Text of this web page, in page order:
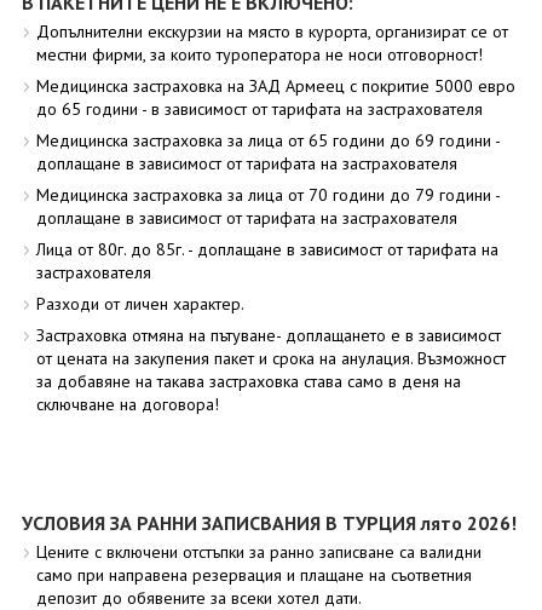
Допълнителни екскурзии на място в курорта, организират се от
местни фирми, за които туроператора не носи отговорност!
Медицинска застраховка на ЗАД Армеец с покритие 5000 евро
до 65 години - в зависимост от тарифата на застрахователя
Медицинска застраховка за лица от 65 години до 69 години -
доплащане в зависимост от тарифата на застрахователя
Медицинска застраховка за лица от 70 години до 79 години -
доплащане в зависимост от тарифата на застрахователя
Лица от 80г. до 85г. - доплащане в зависимост от тарифата на
застрахователя
Разходи от личен характер.
Застраховка отмяна на пътуване- доплащането е в зависимост
от цената на закупения пакет и срока на анулация. Възможност
за добавяне на такава застраховка става само в деня на
сключване на договора!
УСЛОВИЯ ЗА РАННИ ЗАПИСВАНИЯ В ТУРЦИЯ лято 2026!
Цените с включени отстъпки за ранно записване са валидни
само при направена резервация и плащане на съответния
депозит до обявените за всеки хотел дати.